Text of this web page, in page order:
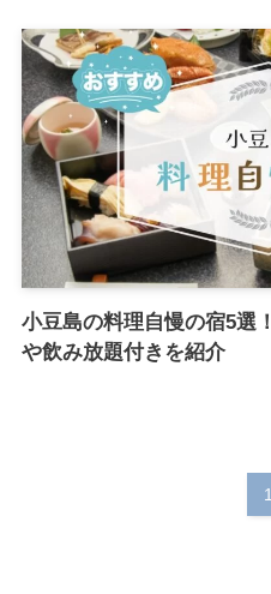
小豆島の料理自慢の宿5選
や飲み放題付きを紹介
1